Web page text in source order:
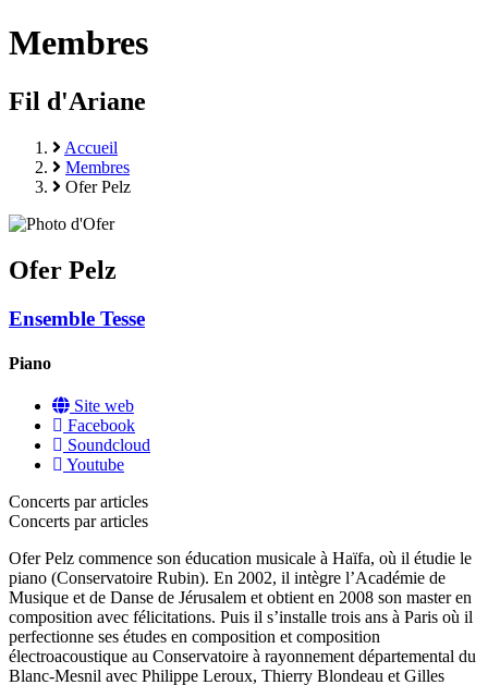
Membres
Fil d'Ariane
Accueil
Membres
Ofer Pelz
Ofer Pelz
Ensemble Tesse
Piano
Site web
Facebook
Soundcloud
Youtube
Concerts par articles
Concerts par articles
Ofer Pelz commence son éducation musicale à Haïfa, où il étudie le
piano (Conservatoire Rubin). En 2002, il intègre l’Académie de
Musique et de Danse de Jérusalem et obtient en 2008 son master en
composition avec félicitations. Puis il s’installe trois ans à Paris où il
perfectionne ses études en composition et composition
électroacoustique au Conservatoire à rayonnement départemental du
Blanc-Mesnil avec Philippe Leroux, Thierry Blondeau et Gilles